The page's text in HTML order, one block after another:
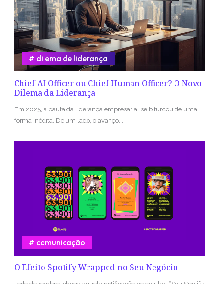
Chief AI Officer ou Chief Human Officer? O Novo
Dilema da Liderança
dilema de liderança
Em 2025, a pauta da liderança empresarial se bifurcou de uma
forma inédita. De um lado, o avanço...
O Efeito Spotify Wrapped no Seu Negócio
comunicação